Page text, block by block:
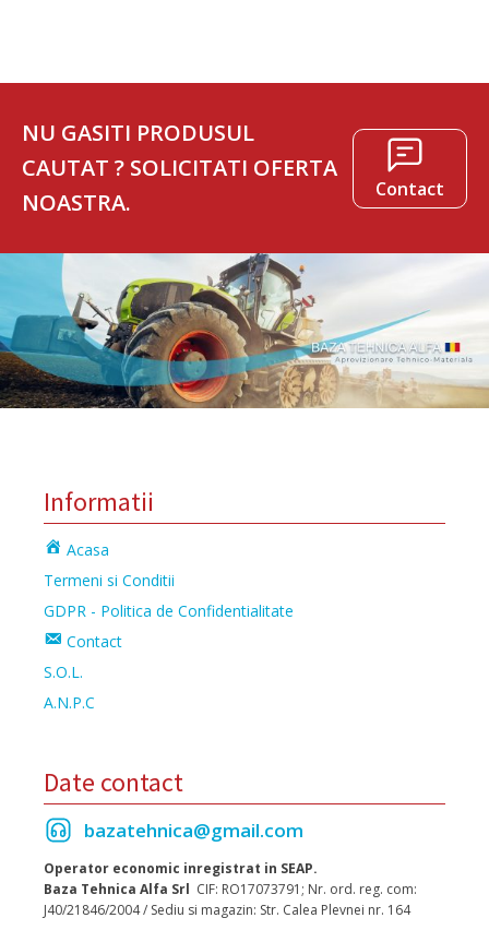
NU GASITI PRODUSUL
CAUTAT ? SOLICITATI OFERTA
NOASTRA.
Contact
Informatii
Acasa
Termeni si Conditii
GDPR - Politica de Confidentialitate
Contact
S.O.L.
A.N.P.C
Date contact
bazatehnica@gmail.com
Operator economic inregistrat in SEAP.
Baza Tehnica Alfa Srl CIF: RO17073791; Nr. ord. reg. com:
J40/21846/2004 / Sediu si magazin: Str. Calea Plevnei nr. 164